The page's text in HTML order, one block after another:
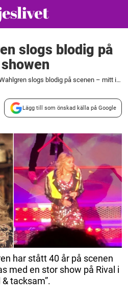
slogs blodig på
Pernilla Wahlgren slogs blodig på scenen – mitt i showen
Lägg till som önskad källa på Google
har stått 40 år på scenen
med en stor show på Rival i
tacksam”.